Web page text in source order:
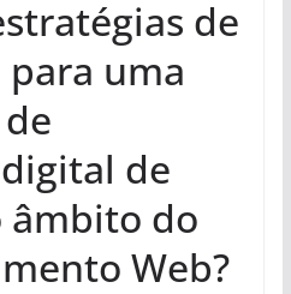
de
uma
de
âmbito do
Web?